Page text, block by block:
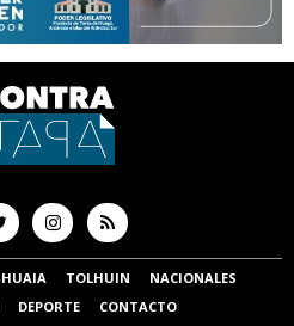
TOLHUIN
NACIONALES
DEPORTE CONTACTO